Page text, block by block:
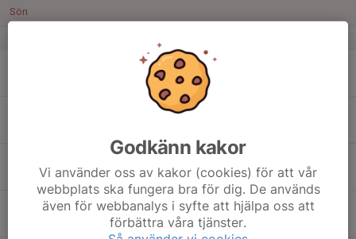
Sön
Godkänn kakor
Vi använder oss av kakor (cookies) för att vår
webbplats ska fungera bra för dig. De används
även för webbanalys i syfte att hjälpa oss att
förbättra våra tjänster.